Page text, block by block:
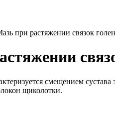
при растяжении связок
смещением
щиколотки.